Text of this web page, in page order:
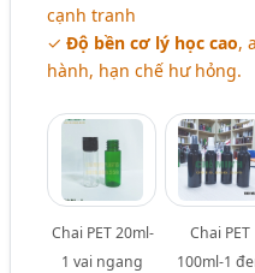
cạnh tranh
✓Độ bền cơ lý học cao,
hành, hạn chế hư hỏng.
Chai PET 20ml-
1 vai ngang
Chai PET
100ml-1